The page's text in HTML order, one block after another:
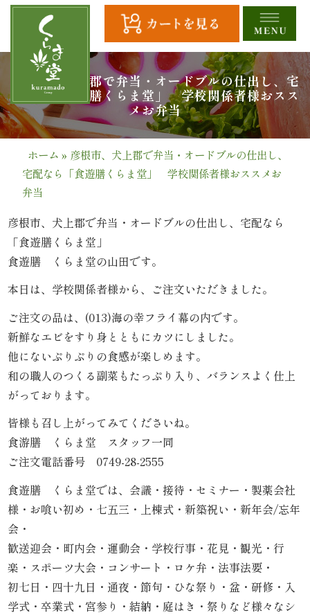
へ
ス
キ
HOME
全
品
一
覧
幕
の
内
弁
当
折
詰
当
会
席
料
彦根市、犬上郡で弁当・オードブルの仕出し、宅
配なら「食遊膳くらま堂」 学校関係者様おスス
メお弁当
ホーム » 彦根市、犬上郡で弁当・オードブルの仕出し、
宅配なら「食遊膳くらま堂」 学校関係者様おススメお
弁当
彦根市、犬上郡で弁当・オードブルの仕出し、宅配なら
「食遊膳くらま堂」
食遊膳 くらま堂の山田です。
本日は、学校関係者様から、ご注文いただきました。
ご注文の品は、(013)海の幸フライ幕の内です。
新鮮なエビをすり身とともにカツにしました。
他にないぷりぷりの食感が楽しめます。
和の職人のつくる副菜もたっぷり入り、バランスよく仕上
がっております。
皆様も召し上がってみてくださいね。
食游膳 くらま堂 スタッフ一同
ご注文電話番号 0749-28-2555
食遊膳 くらま堂では、会議・接待・セミナー・製薬会社
様・お喰い初め・七五三・上棟式・新築祝い・新年会/忘年
会・
歓送迎会・町内会・運動会・学校行事・花見・観光・行
楽・スポーツ大会・コンサート・ロケ弁・法事法要・
初七日・四十九日・通夜・節句・ひな祭り・盆・研修・入
学式・卒業式・宮参り・結納・庭はき・祭りなど様々なシ